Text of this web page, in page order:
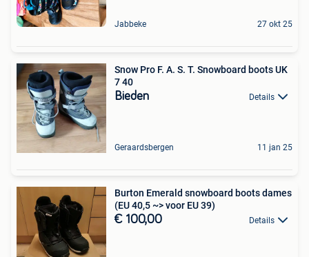
Jabbeke 27 okt 25
Snow Pro F. A. S. T. Snowboard boots UK
7 40
Bieden Details
Geraardsbergen 11 jan 25
Burton Emerald snowboard boots dames
(EU 40,5 ~> voor EU 39)
€ 100,00 Details